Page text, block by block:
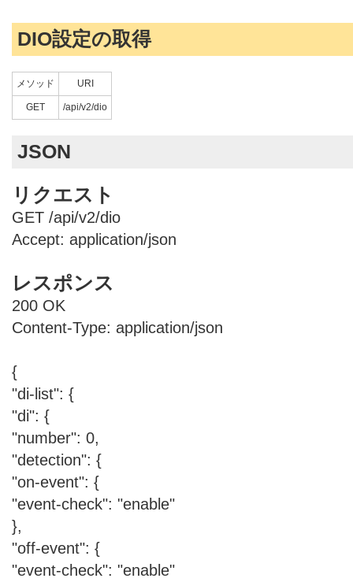
DIO設定の取得
メソッド URI
GET /api/v2/dio
JSON
リクエスト
GET /api/v2/dio
Accept: application/json
レスポンス
200 OK
Content-Type: application/json
{
"di-list": {
"di": {
"number": 0,
"detection": {
"on-event": {
"event-check": "enable"
},
"off-event": {
"event-check": "enable"